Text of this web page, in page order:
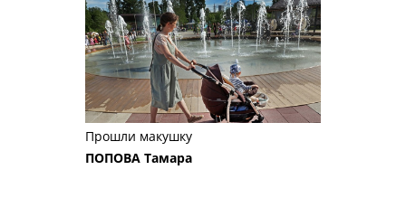
Прошли макушку
ПОПОВА Тамара